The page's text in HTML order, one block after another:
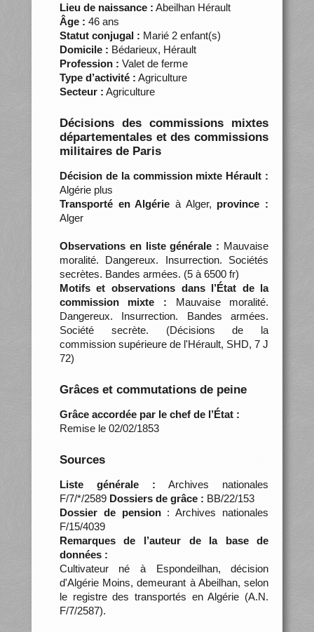
Lieu de naissance : Abeilhan Hérault
Âge : 46 ans
Statut conjugal : Marié 2 enfant(s)
Domicile : Bédarieux, Hérault
Profession : Valet de ferme
Type d’activité : Agriculture
Secteur : Agriculture
Décisions des commissions mixtes
départementales et des commissions
militaires de Paris
Décision de la commission mixte Hérault :
Algérie plus
Transporté en Algérie à Alger, province :
Alger
Observations en liste générale : Mauvaise
moralité. Dangereux. Insurrection. Sociétés
secrètes. Bandes armées. (5 à 6500 fr)
Motifs et observations dans l’État de la
commission mixte : Mauvaise moralité.
Dangereux. Insurrection. Bandes armées.
Société secrète. (Décisions de la
commission supérieure de l'Hérault, SHD, 7 J
72)
Grâces et commutations de peine
Grâce accordée par le chef de l’État :
Remise le 02/02/1853
Sources
Liste générale : Archives nationales
F/7/*/2589 Dossiers de grâce : BB/22/153
Dossier de pension: Archives nationales
F/15/4039
Remarques de l’auteur de la base de
données :
Cultivateur né à Espondeilhan, décision
d'Algérie Moins, demeurant à Abeilhan, selon
le registre des transportés en Algérie (A.N.
F/7/2587).